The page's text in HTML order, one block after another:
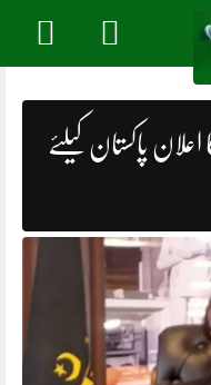
پاکستان کیلئے